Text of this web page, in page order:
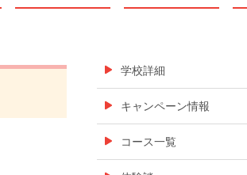
学校詳細
キャンペーン情報
コース一覧